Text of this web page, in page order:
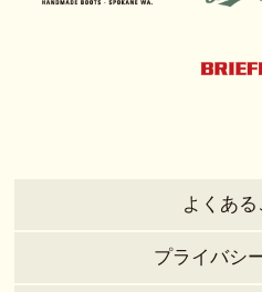
よくある
プライバシ